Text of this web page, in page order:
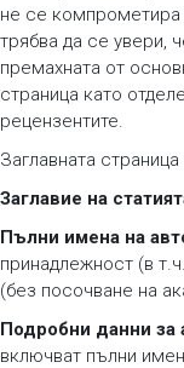
не се компрометира
трябва да се увери,
премахната от
страница като
рецензентите.
Заглавната
Заглавие на
Пълни имена на
принадлежност (в
(без посочване на
Подробни данни за
включват пълни